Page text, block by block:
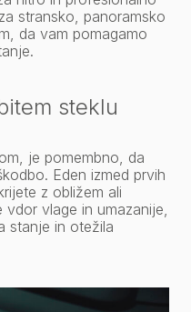
stransko, panoramsko
da vam pomagamo
steklu
je pomembno, da
Eden izmed prvih
z obližem ali
vdor vlage in umazanije,
stanje in otežila